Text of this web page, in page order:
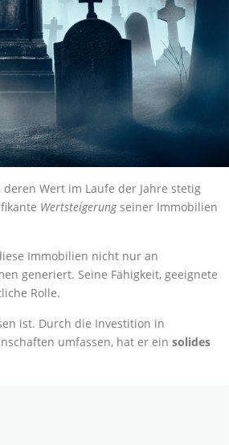
Wert im Laufe der Jahre stetig
Wertsteigerungseiner Immobilien
Immobilien nicht nur an
generiert. Seine Fähigkeit, geeignete
Rolle.
ist. Durch die Investition in
umfassen, hat er ein solides